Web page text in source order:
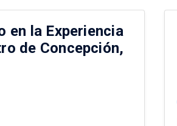
en la Experiencia
de Concepción,